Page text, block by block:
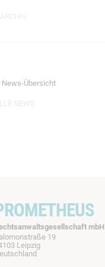
News-Übersicht
NEWS
mbH
19
Leipzig